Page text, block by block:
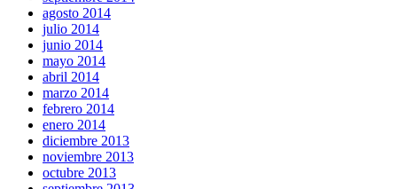
agosto 2014
julio 2014
junio 2014
mayo 2014
abril 2014
marzo 2014
febrero 2014
enero 2014
diciembre 2013
noviembre 2013
octubre 2013